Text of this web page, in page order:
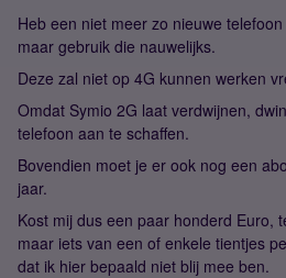
Heb een niet meer zo nieuwe
maar gebruik die nauwelijks.
Deze zal niet op 4G kunnen werken
Omdat Symio 2G laat verdwijnen,
telefoon aan te schaffen.
Bovendien moet je er ook nog een
jaar.
Kost mij dus een paar honderd Euro,
maar iets van een of enkele tientjes
dat ik hier bepaald niet blij mee ben.